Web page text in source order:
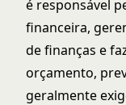
é responsável
financeira,
de finanças e
orçamento,
geralmente